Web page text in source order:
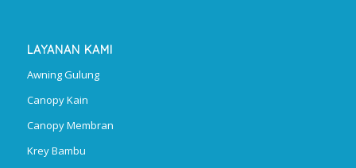
LAYANAN KAMI
Awning Gulung
Canopy Kain
Canopy Membran
Krey Bambu